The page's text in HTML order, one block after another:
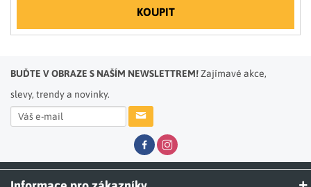
KOUPIT
BUĎTE V OBRAZE S NAŠÍM NEWSLETTREM!Zajímavé akce,
slevy, trendy a novinky.